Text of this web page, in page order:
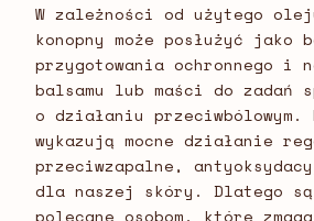
W zależności od użytego
konopny może posłużyć jako
przygotowania ochronnego i
balsamu lub maści do zadań
o działaniu przeciwbólowym.
wykazują mocne działanie
przeciwzapalne,
dla naszej skóry. Dlatego
polecane osobom, które